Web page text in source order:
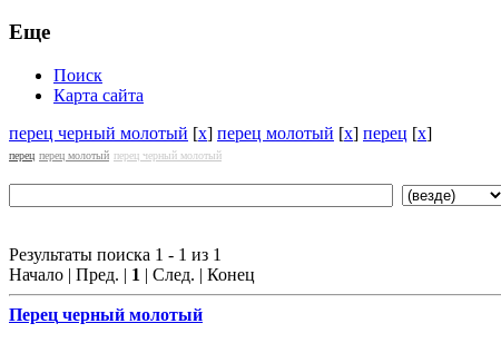
Еще
Поиск
Карта сайта
перец черный молотый [x] перец молотый [x] перец [x]
перец перец молотый перец черный молотый
Результаты поиска 1 - 1 из 1
Начало | Пред. | 1 | След. | Конец
Перец черный молотый